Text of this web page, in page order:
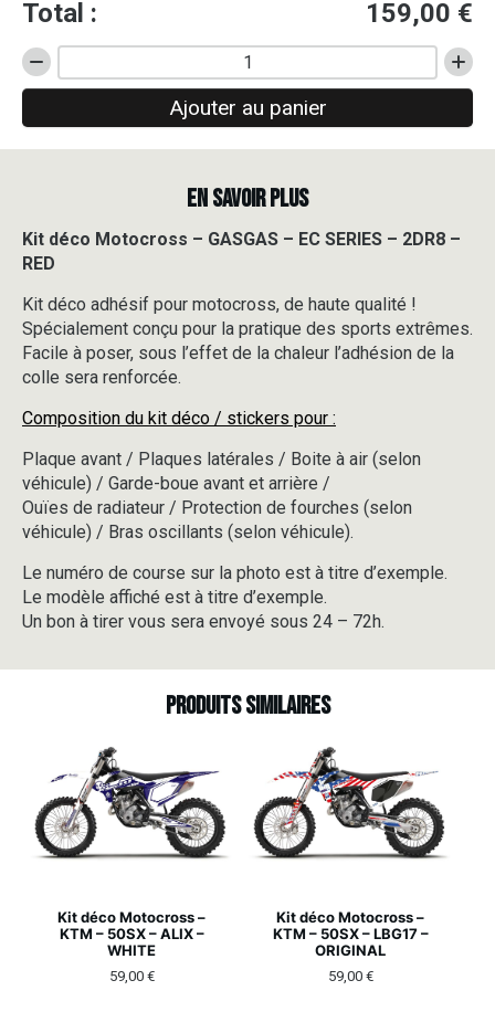
Total : 159,00 €
quantité
de
déco
Motocross
EC
SERIES
2DR8
-
RED
Ajouter au panier
EN SAVOIR PLUS
Kit déco Motocross – GASGAS – EC SERIES – 2DR8 –
RED
Kit déco adhésif pour motocross, de haute qualité !
Spécialement conçu pour la pratique des sports extrêmes.
Facile à poser, sous l’effet de la chaleur l’adhésion de la
colle sera renforcée.
Composition du kit déco / stickers pour :
Plaque avant / Plaques latérales / Boite à air (selon
véhicule) / Garde-boue avant et arrière /
Ouïes de radiateur / Protection de fourches (selon
véhicule) / Bras oscillants (selon véhicule).
Le numéro de course sur la photo est à titre d’exemple.
Le modèle affiché est à titre d’exemple.
Un bon à tirer vous sera envoyé sous 24 – 72h.
Produits similaires
Kit déco Motocross –
KTM – 50SX – ALIX –
WHITE
59,00 €
Kit déco Motocross –
KTM – 50SX – LBG17 –
ORIGINAL
59,00 €